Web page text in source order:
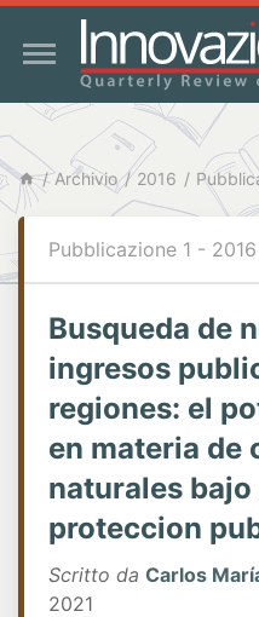
Archivio 2016
Pubblicazione 1 - 2016
Busqueda de
ingresos
regiones: el
en materia de
naturales
proteccion
Scritto da Carlos
2021